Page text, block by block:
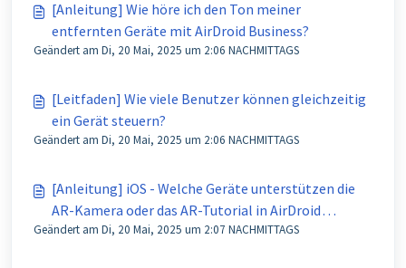
[Anleitung] Wie höre ich den Ton meiner
entfernten Geräte mit AirDroid Business?
Geändert am Di, 20 Mai, 2025 um 2:06 NACHMITTAGS
[Leitfaden] Wie viele Benutzer können gleichzeitig
ein Gerät steuern?
Geändert am Di, 20 Mai, 2025 um 2:06 NACHMITTAGS
[Anleitung] iOS - Welche Geräte unterstützen die
AR-Kamera oder das AR-Tutorial in AirDroid
Remote Support for Business?
Geändert am Di, 20 Mai, 2025 um 2:07 NACHMITTAGS